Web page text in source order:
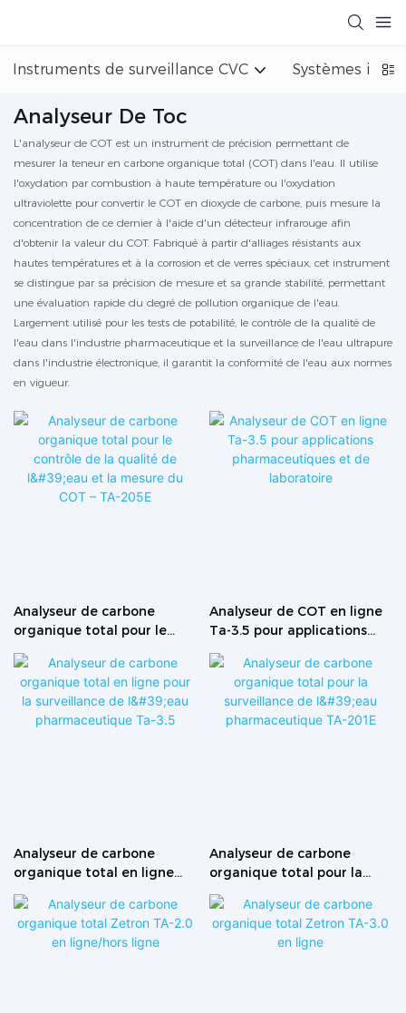
Instruments de surveillance CVC Systèmes
Analyseur De Toc
L'analyseur de COT est un instrument de précision permettant de
mesurer la teneur en carbone organique total (COT) dans l'eau. Il utilise
l'oxydation par combustion à haute température ou l'oxydation
ultraviolette pour convertir le COT en dioxyde de carbone, puis mesure la
concentration de ce dernier à l'aide d'un détecteur infrarouge afin
d'obtenir la valeur du COT. Fabriqué à partir d'alliages résistants aux
hautes températures et à la corrosion et de verres spéciaux, cet instrument
se distingue par sa précision de mesure et sa grande stabilité, permettant
une évaluation rapide du degré de pollution organique de l'eau.
Largement utilisé pour les tests de potabilité, le contrôle de la qualité de
l'eau dans l'industrie pharmaceutique et la surveillance de l'eau ultrapure
dans l'industrie électronique, il garantit la conformité de l'eau aux normes
en vigueur.
Analyseur de carbone
organique total pour le
contrôle de la qualité de
l'eau et la mesure du COT –
TA-205E
Analyseur de COT en ligne
Ta-3.5 pour applications
pharmaceutiques et de
laboratoire
Analyseur de carbone
organique total en ligne
pour la surveillance de l'eau
pharmaceutique Ta-3.5
Analyseur de carbone
organique total pour la
surveillance de l'eau
pharmaceutique TA-201E